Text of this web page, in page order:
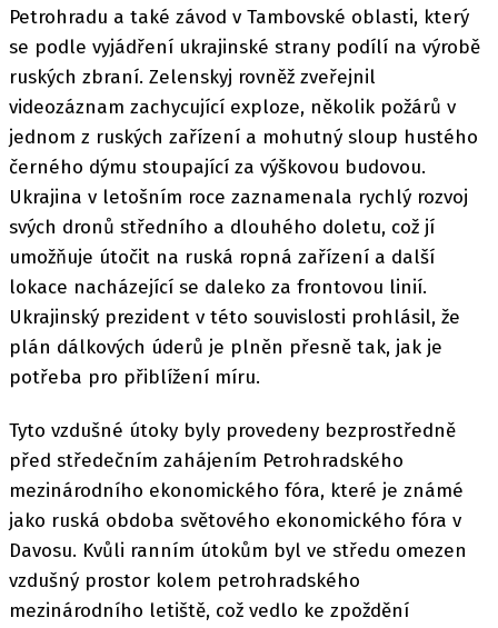
Petrohradu a také závod v Tambovské oblasti, který
se podle vyjádření ukrajinské strany podílí na výrobě
ruských zbraní. Zelenskyj rovněž zveřejnil
videozáznam zachycující exploze, několik požárů v
jednom z ruských zařízení a mohutný sloup hustého
černého dýmu stoupající za výškovou budovou.
Ukrajina v letošním roce zaznamenala rychlý rozvoj
svých dronů středního a dlouhého doletu, což jí
umožňuje útočit na ruská ropná zařízení a další
lokace nacházející se daleko za frontovou linií.
Ukrajinský prezident v této souvislosti prohlásil, že
plán dálkových úderů je plněn přesně tak, jak je
potřeba pro přiblížení míru.
Tyto vzdušné útoky byly provedeny bezprostředně
před středečním zahájením Petrohradského
mezinárodního ekonomického fóra, které je známé
jako ruská obdoba světového ekonomického fóra v
Davosu. Kvůli ranním útokům byl ve středu omezen
vzdušný prostor kolem petrohradského
mezinárodního letiště, což vedlo ke zpoždění